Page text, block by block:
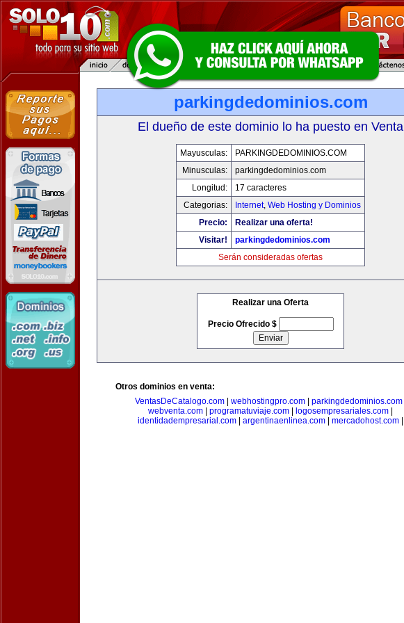
parkingdedominios.com
El dueño de este dominio lo ha puesto en Venta
Mayusculas:
PARKINGDEDOMINIOS.COM
Minusculas:
parkingdedominios.com
Longitud:
17 caracteres
Categorias:
Internet, Web Hosting y Dominios
Precio:
Realizar una oferta!
Visitar!
parkingdedominios.com
Serán consideradas ofertas
Realizar una Oferta
Precio Ofrecido $
Otros dominios en venta:
VentasDeCatalogo.com| webhostingpro.com| parkingdedominios.com|
webventa.com
programatuviaje.com logosempresariales.com
identidadempresarial.com
argentinaenlinea.com mercadohost.com